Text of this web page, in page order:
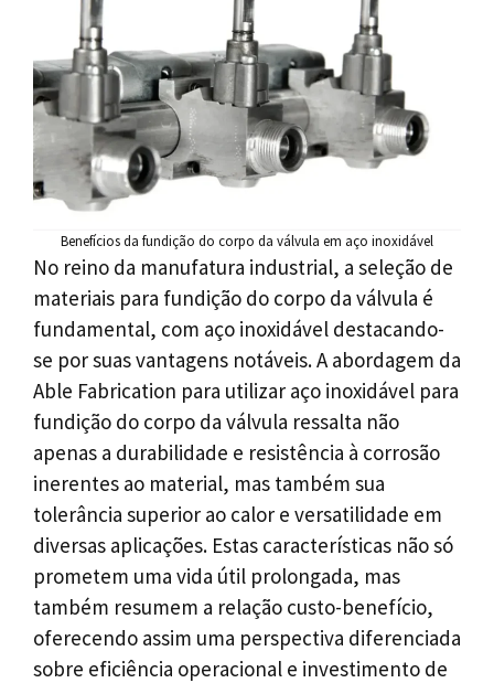
Benefícios da fundição do corpo da válvula em aço inoxidável
No reino da manufatura industrial, a seleção de
materiais para fundição do corpo da válvula é
fundamental, com aço inoxidável destacando-
se por suas vantagens notáveis. A abordagem da
Able Fabrication para utilizar aço inoxidável para
fundição do corpo da válvula ressalta não
apenas a durabilidade e resistência à corrosão
inerentes ao material, mas também sua
tolerância superior ao calor e versatilidade em
diversas aplicações. Estas características não só
prometem uma vida útil prolongada, mas
também resumem a relação custo-benefício,
oferecendo assim uma perspectiva diferenciada
sobre eficiência operacional e investimento de